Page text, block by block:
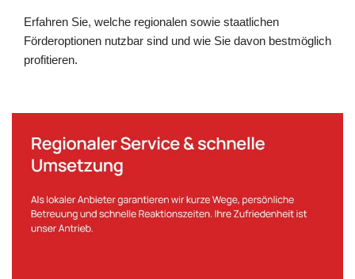
Erfahren Sie, welche regionalen sowie staatlichen
Förderoptionen nutzbar sind und wie Sie davon bestmöglich
profitieren.